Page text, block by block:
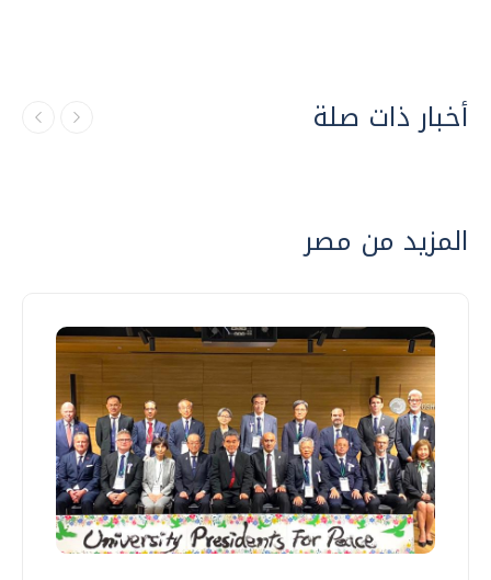
أخبار ذات صلة
المزيد من مصر